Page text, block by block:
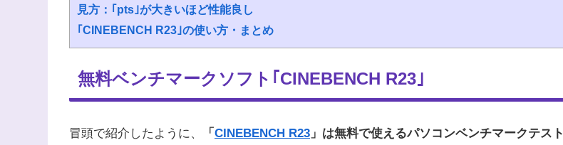
見方：｢pts｣が大きいほど性能良し
｢CINEBENCH R23｣の使い方・まとめ
無料ベンチマークソフト｢CINEBENCH R23｣
冒頭で紹介したように、 「 CINEBENCH R23 」は無料で使えるパソコンベンチマークテスト